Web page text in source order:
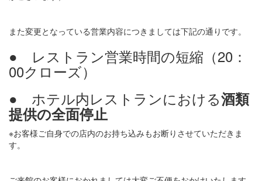
また変更となっている営業内容につきましては下記の通りです。
● レストラン営業時間の短縮（20：
00クローズ）
● ホテル内レストランにおける酒類
提供の全面停止
※お客様ご自身での店内のお持ち込みもお断りさせていただきま
す。